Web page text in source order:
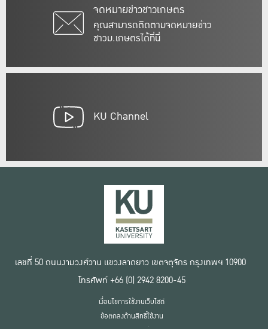
จดหมายข่าวชาวเกษตร
คุณสามารถติดตามจดหมายข่าว
ชาวม.เกษตรได้ที่นี่
KU Channel
เลขที่ 50 ถนนงามวงศ์วาน แขวงลาดยาว เขตจตุจักร กรุงเทพฯ 10900
โทรศัพท์ +66 (0) 2942 8200-45
เงื่อนไขการใช้งานเว็บไซต์
ข้อตกลงด้านสิทธิ์ใช้งาน
นโยบายความเป็นส่วนตัว